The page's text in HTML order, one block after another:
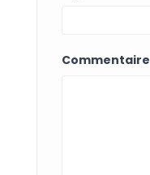
Commentaire